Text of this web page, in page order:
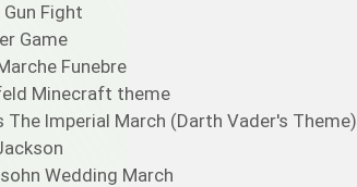
Fight
Game
Funebre
Minecraft theme
The Imperial March (Darth Vader's Theme)
Wedding March